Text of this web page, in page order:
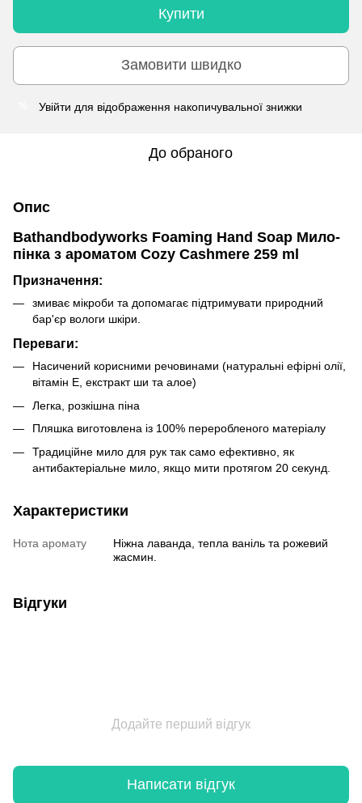
Купити
Замовити швидко
Увійти для відображення накопичувальної знижки
До обраного
Опис
Bathandbodyworks Foaming Hand Soap Мило-
пінка з ароматом Cozy Cashmere 259 ml
Призначення:
змиває мікроби та допомагає підтримувати природний
бар'єр вологи шкіри.
Переваги:
Насичений корисними речовинами (натуральні ефірні олії,
вітамін Е, екстракт ши та алое)
Легка, розкішна піна
Пляшка виготовлена із 100% переробленого матеріалу
Традиційне мило для рук так само ефективно, як
антибактеріальне мило, якщо мити протягом 20 секунд.
Характеристики
Нота аромату
Ніжна лаванда, тепла ваніль та рожевий
жасмин.
Відгуки
Додайте перший відгук
Написати відгук